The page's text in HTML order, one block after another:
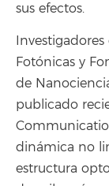
sus efectos.
Fotónicas y
de
publicado
dinámica no
estructura